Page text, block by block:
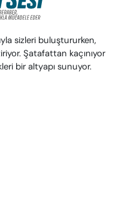
sizleri buluştururken,
Şatafattan kaçınıyor
bir altyapı sunuyor.